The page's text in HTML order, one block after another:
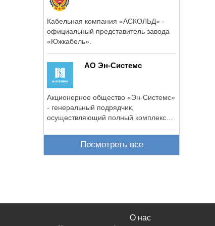
Кабельная компания «АСКОЛЬД» -
официальный представитель завода
«Южкабель».
АО Эн-Системс
Акционерное общество «Эн-Системс»
- генеральный подрядчик,
осуществляющий полный комплекс
Посмотреть все
О нас